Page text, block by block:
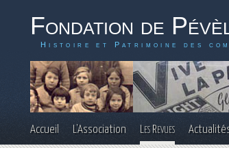
Fondation de
Histoire et Patrimoine des
Accueil L'Association Les Revues